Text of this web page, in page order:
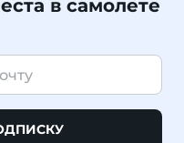
в самолете